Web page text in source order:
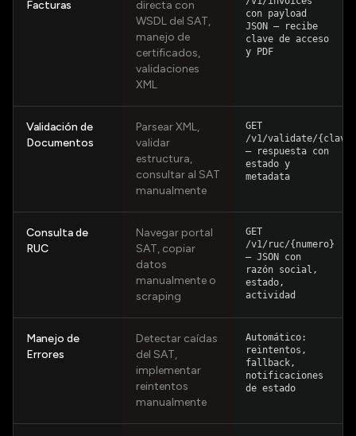
Facturas
directa con
WSDL del SAT,
manejo de
certificados,
validaciones
XML
con payload
JSON — recibe
clave de acceso
y PDF
Validación de
Documentos
Parsear XML,
validar
estructura,
consultar al SAT
manualmente
GET
/v1/validate/
— respuesta con
estado y
metadata
Consulta de
RUC
Navegar portal
SAT, copiar
datos
manualmente o
scraping
GET
/v1/ruc/{numero}
— JSON con
razón social,
estado,
actividad
Manejo de
Errores
Detectar caídas
del SAT,
implementar
reintentos
manualmente
Automático:
reintentos,
fallback,
notificaciones
de estado